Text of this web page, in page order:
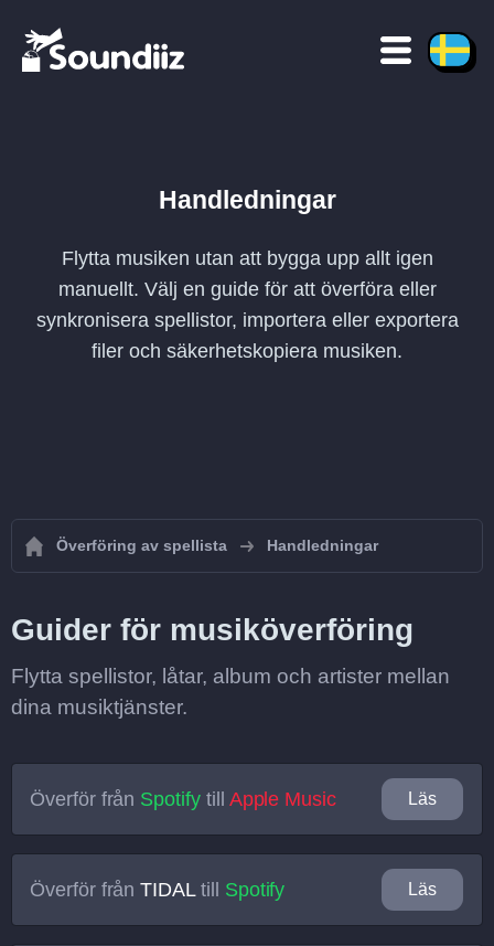
Handledningar
Flytta musiken utan att bygga upp allt igen
manuellt. Välj en guide för att överföra eller
synkronisera spellistor, importera eller exportera
filer och säkerhetskopiera musiken.
Överföring av spellista Handledningar
Guider för musiköverföring
Flytta spellistor, låtar, album och artister mellan
dina musiktjänster.
Överför från Spotifytill Apple Music Läs
Överför frånTIDALtill Spotify Läs